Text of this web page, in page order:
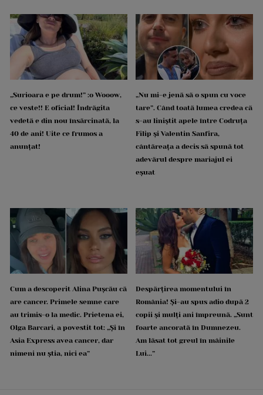
„Surioara e pe drum!” :o Wooow,
ce veste!! E oficial! Îndrăgita
vedetă e din nou însărcinată, la
40 de ani! Uite ce frumos a
anunțat!
„Nu mi-e jenă să o spun cu voce
tare”. Când toată lumea credea că
s-au liniștit apele între Codruța
Filip și Valentin Sanfira,
cântăreața a decis să spună tot
adevărul despre mariajul ei
eșuat
Cum a descoperit Alina Pușcău că
are cancer. Primele semne care
au trimis-o la medic. Prietena ei,
Olga Barcari, a povestit tot: „Și în
Asia Express avea cancer, dar
nimeni nu știa, nici ea”
Despărțirea momentului în
România! Și-au spus adio după 2
copii și mulți ani împreună. „Sunt
foarte ancorată în Dumnezeu.
Am lăsat tot greul în mâinile
Lui...”